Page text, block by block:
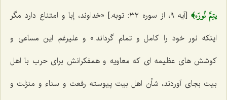
يتِمَّ نُورَه﴾
[آیه ٩، از سوره ٣٢: توبه.] «خداوند، إبا و امتناع دارد مگر
اینکه نور خود را کامل و تمام گرداند.» و علیرغم این مساعى و
کوشش هاى عظیمه ‌اى که معاویه و همفکرانش براى حرب با اهل
بیت بجاى آوردند، شأن اهل بیت پیوسته رفعت و سناء و منزلت و